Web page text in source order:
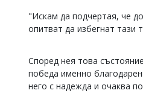
office@flagman.bg
въвеждат
"Искам да подчертая, че
опитват да избегнат тази
Според нея това
победа именно
него с надежда и очаква